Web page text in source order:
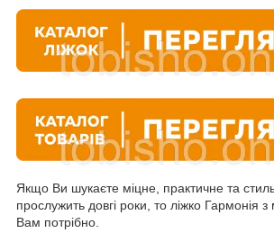
Якщо Ви шукаєте міцне, практичне та
прослужить довгі роки, то ліжко Гармонія
Вам потрібно.